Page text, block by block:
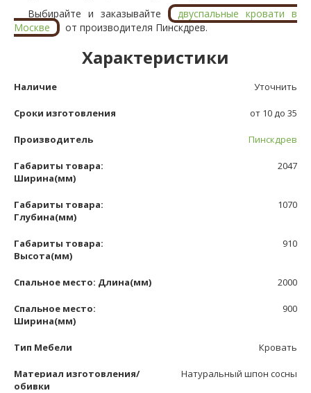
Выбирайте и заказывайте
двуспальные кровати в
Москве
от производителя Пинскдрев.
Характеристики
Наличие Уточнить
Сроки изготовления от 10 до 35
Производитель Пинскдрев
Габариты товара:
Ширина(мм)
2047
Габариты товара:
Глубина(мм)
1070
Габариты товара:
Высота(мм)
910
Спальное место: Длина(мм) 2000
Спальное место:
Ширина(мм)
900
Тип Мебели Кровать
Материал изготовления/
обивки
Натуральный шпон сосны